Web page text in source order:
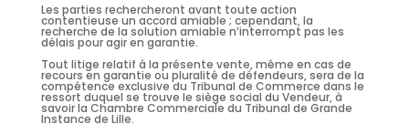
Les parties rechercheront avant toute action
contentieuse un accord amiable ; cependant, la
recherche de la solution amiable n’interrompt pas les
délais pour agir en garantie.
Tout litige relatif à la présente vente, même en cas de
recours en garantie ou pluralité de défendeurs, sera de la
compétence exclusive du Tribunal de Commerce dans le
ressort duquel se trouve le siège social du Vendeur, à
savoir la Chambre Commerciale du Tribunal de Grande
Instance de Lille.